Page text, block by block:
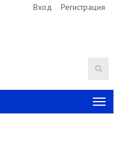
Вход Регистрация